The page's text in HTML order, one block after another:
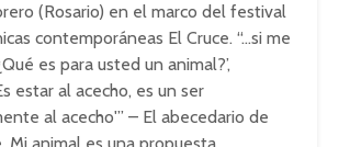
(Rosario) en el marco del festival
contemporáneas El Cruce. “…si me
es para usted un animal?’,
estar al acecho, es un ser
al acecho'” – El abecedario de